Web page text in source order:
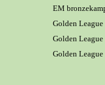
EM
Golden League
Golden League
Golden League